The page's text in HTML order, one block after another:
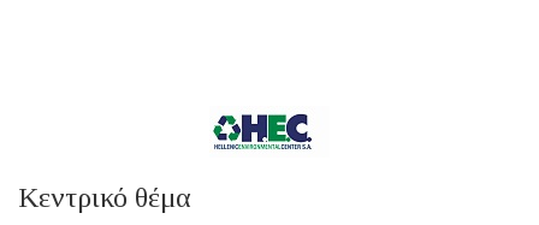
Κεντρικό θέμα